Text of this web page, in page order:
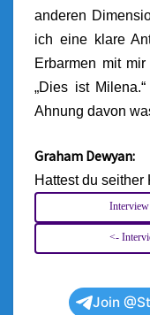
anderen
ich eine klare
Erbarmen mit
„Dies ist
Ahnung davon
Graham Dewyan:
Hattest du seither
<-
Join